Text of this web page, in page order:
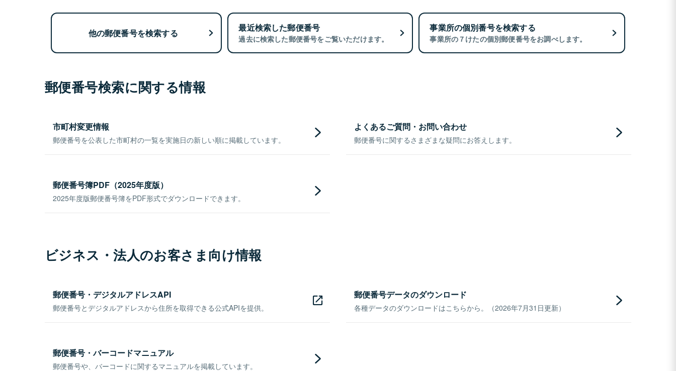
他の郵便番号を検索する 最近検索した郵便番号
過去に検索した郵便番号をご覧いただけます。
事業所の個別番号を検索する
事業所の７けたの個別郵便番号をお調べします。
郵便番号検索に関する情報
市町村変更情報
郵便番号を公表した市町村の一覧を実施日の新しい順に掲載しています。
よくあるご質問・お問い合わせ
郵便番号に関するさまざまな疑問にお答えします。
郵便番号簿PDF（2025年度版）
2025年度版郵便番号簿をPDF形式でダウンロードできます。
ビジネス・法人のお客さま向け情報
郵便番号・デジタルアドレスAPI
郵便番号とデジタルアドレスから住所を取得できる公式APIを提供。
郵便番号データのダウンロード
各種データのダウンロードはこちらから。（2026年7月31日更新）
郵便番号・バーコードマニュアル
郵便番号や、バーコードに関するマニュアルを掲載しています。